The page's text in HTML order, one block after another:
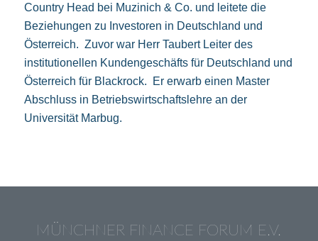
Country Head bei Muzinich & Co. und leitete die
Beziehungen zu Investoren in Deutschland und
Österreich. Zuvor war Herr Taubert Leiter des
institutionellen Kundengeschäfts für Deutschland und
Österreich für Blackrock. Er erwarb einen Master
Abschluss in Betriebswirtschaftslehre an der
Universität Marbug.
MÜNCHNER FINANCE FORUM E.V.